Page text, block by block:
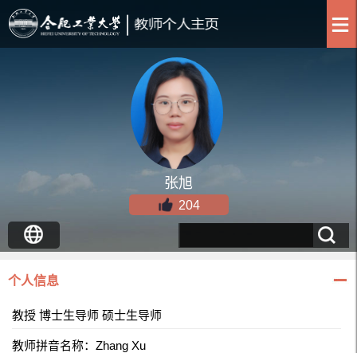
张旭
204
个人信息
教授 博士生导师 硕士生导师
教师拼音名称：Zhang Xu